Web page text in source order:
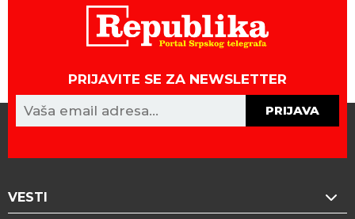
PRIJAVITE SE ZA NEWSLETTER
PRIJAVA
VESTI